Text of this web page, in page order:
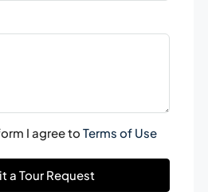
I agree to Terms of Use
a Tour Request